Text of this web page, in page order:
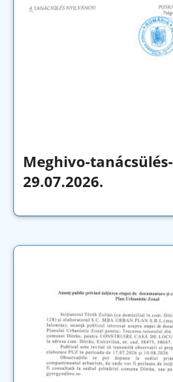
Meghivo-tanácsülés-
29.07.2026.